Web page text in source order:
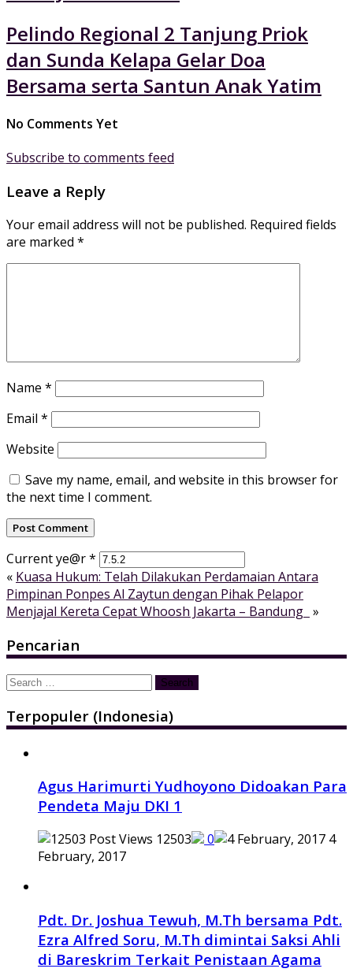
Pelindo Regional 2 Tanjung Priok
dan Sunda Kelapa Gelar Doa
Bersama serta Santun Anak Yatim
No Comments Yet
Subscribe to comments feed
Leave a Reply
Your email address will not be published. Required fields
are marked *
Name *
Email *
Website
Save my name, email, and website in this browser for
the next time I comment.
Current ye@r*
« Kuasa Hukum: Telah Dilakukan Perdamaian Antara
Pimpinan Ponpes Al Zaytun dengan Pihak Pelapor
Menjajal Kereta Cepat Whoosh Jakarta – Bandung »
Pencarian
Search
Terpopuler (Indonesia)
Agus Harimurti Yudhoyono Didoakan Para
Pendeta Maju DKI 1
12503 0
4
February, 2017
Pdt. Dr. Joshua Tewuh, M.Th bersama Pdt.
Ezra Alfred Soru, M.Th dimintai Saksi Ahli
di Bareskrim Terkait Penistaan Agama